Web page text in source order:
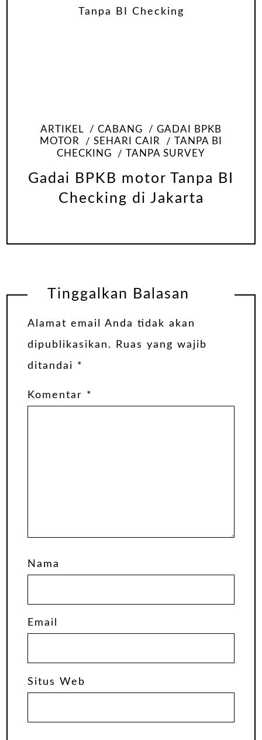
ARTIKEL CABANG
GADAI BPKB
MOTOR
SEHARI CAIR
TANPA BI
CHECKING
TANPA SURVEY
Gadai BPKB motor Tanpa BI
Checking di Jakarta
Tinggalkan Balasan
Alamat email Anda tidak akan
dipublikasikan.
Ruas yang wajib
ditandai *
Komentar *
Nama
Email
Situs Web